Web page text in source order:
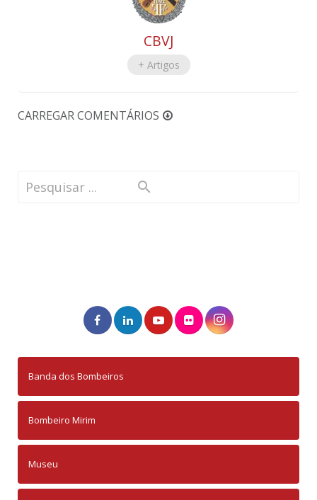
CBVJ
+ Artigos
CARREGAR COMENTÁRIOS
Banda dos Bombeiros
Bombeiro Mirim
Museu